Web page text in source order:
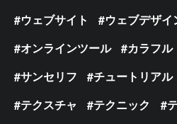
ウェブサイト
ウェブデザイ
オンラインツール
カラフル
サンセリフ
チュートリアル
テクスチャ
テクニック